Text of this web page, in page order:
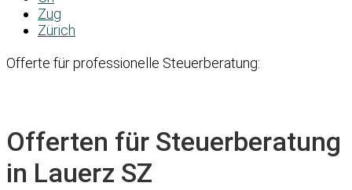
Zug
Zürich
Offerte für professionelle Steuerberatung:
Offerten für Steuerberatung
in Lauerz SZ